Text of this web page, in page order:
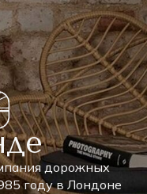
дорожных
году в Лондоне